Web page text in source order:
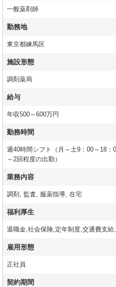
一般薬剤師
勤務地
東京都練馬区
施設形態
調剤薬局
給与
年収500～600万円
勤務時間
週40時間シフト（月～土9：00～18
～2回程度の出勤）
業務内容
調剤, 監査, 服薬指導, 在宅
福利厚生
退職金,社会保険,定年制度,交通費支給
雇用形態
正社員
契約期間